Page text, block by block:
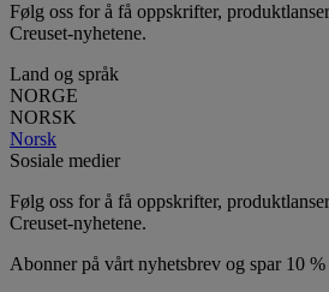
Følg oss for å få oppskrifter,
Creuset-nyhetene.
Land og språk
NORGE
NORSK
Norsk
Sosiale medier
Følg oss for å få oppskrifter,
Creuset-nyhetene.
Abonner på vårt nyhetsbrev og spar 10